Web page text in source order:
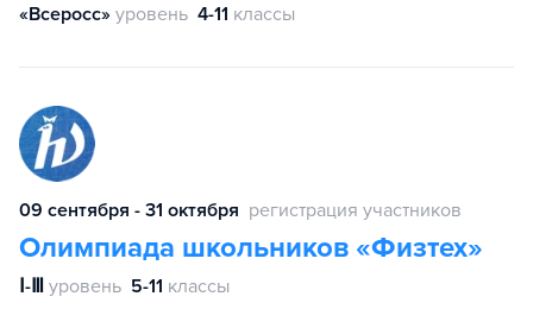
«Всеросс» уровень 4-11 классы
09 сентября - 31 октября регистрация участников
Олимпиада школьников «Физтех»
Ⅰ-Ⅲ уровень 5-11 классы